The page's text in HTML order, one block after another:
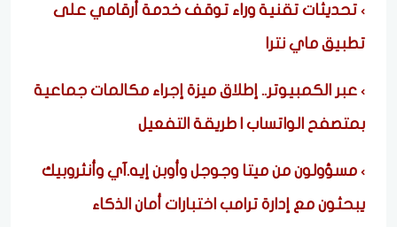
تحديثات تقنية وراء توقف خدمة أرقامي على
تطبيق ماي نترا
عبر الكمبيوتر.. إطلاق ميزة إجراء مكالمات جماعية
بمتصفح الواتساب | طريقة التفعيل
مسؤولون من ميتا وجوجل وأوبن إيه.آي وأنثروبيك
يبحثون مع إدارة ترامب اختبارات أمان الذكاء